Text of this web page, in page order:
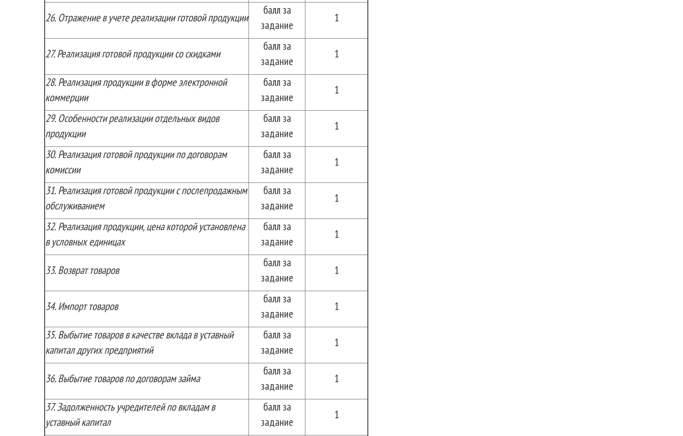
26.Отражение в учете реализации готовой продукции
балл за
задание
1
27.Реализация готовой продукции со скидками
балл за
задание
1
28.Реализация продукции в форме электронной
коммерции
балл за
задание
1
29.Особенности реализации отдельных видов
продукции
балл за
задание
1
30.Реализация готовой продукции по договорам
комиссии
балл за
задание
1
31.Реализация готовой продукции с послепродажным
обслуживанием
балл за
задание
1
32.Реализация продукции, цена которой установлена
в условных единицах
балл за
задание
1
33.Возврат товаров
балл за
задание
1
34.Импорт товаров
балл за
задание
1
35.Выбытие товаров в качестве вклада в уставный
капитал других предприятий
балл за
задание
1
36.Выбытие товаров по договорам займа
балл за
задание
1
37.Задолженность учредителей по вкладам в
уставный капитал
балл за
задание
1